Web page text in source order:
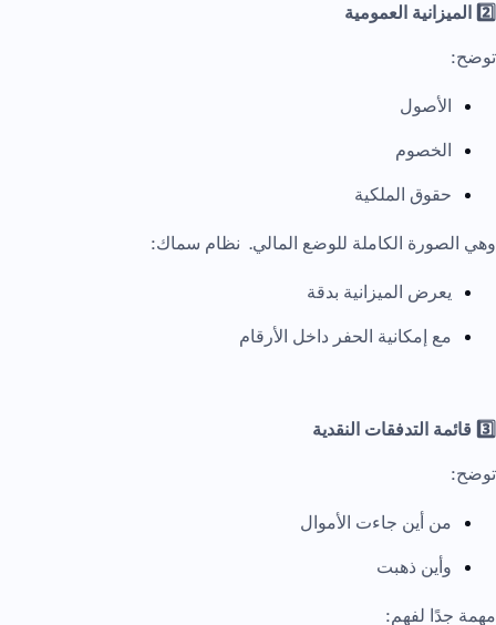
2️⃣ الميزانية العمومية
توضح:
الأصول
الخصوم
حقوق الملكية
وهي الصورة الكاملة للوضع المالي. نظام سماك:
يعرض الميزانية بدقة
مع إمكانية الحفر داخل الأرقام
3️⃣ قائمة التدفقات النقدية
توضح:
من أين جاءت الأموال
وأين ذهبت
مهمة جدًا لفهم: